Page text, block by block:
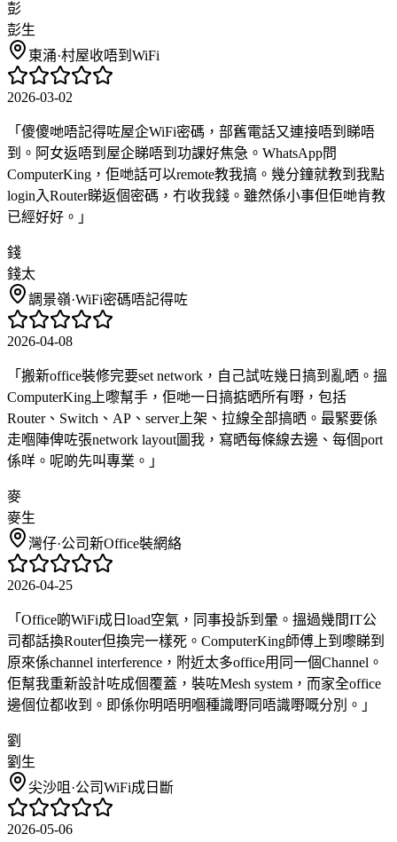
彭
彭生
東涌·村屋收唔到WiFi
2026-03-02
「 傻傻哋唔記得咗屋企WiFi密碼，部舊電話又連接唔到睇唔
到。阿女返唔到屋企睇唔到功課好焦急。WhatsApp問
ComputerKing，佢哋話可以remote教我搞。幾分鐘就教到我點
login入Router睇返個密碼，冇收我錢。雖然係小事但佢哋肯教
已經好好。 」
錢
錢太
調景嶺·WiFi密碼唔記得咗
2026-04-08
「 搬新office裝修完要set network，自己試咗幾日搞到亂晒。搵
ComputerKing上嚟幫手，佢哋一日搞掂晒所有嘢，包括
Router、Switch、AP、server上架、拉線全部搞晒。最緊要係
走嗰陣俾咗張network layout圖我，寫晒每條線去邊、每個port
係咩。呢啲先叫專業。 」
麥
麥生
灣仔·公司新Office裝網絡
2026-04-25
「 Office啲WiFi成日load空氣，同事投訴到暈。搵過幾間IT公
司都話換Router但換完一樣死。ComputerKing師傅上到嚟睇到
原來係channel interference，附近太多office用同一個Channel。
佢幫我重新設計咗成個覆蓋，裝咗Mesh system，而家全office
邊個位都收到。即係你明唔明嗰種識嘢同唔識嘢嘅分別。 」
劉
劉生
尖沙咀 ·公司WiFi成日斷
2026-05-06